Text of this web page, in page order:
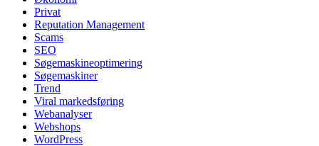
Privat
Reputation Management
Scams
SEO
Søgemaskineoptimering
Søgemaskiner
Trend
Viral markedsføring
Webanalyser
Webshops
WordPress